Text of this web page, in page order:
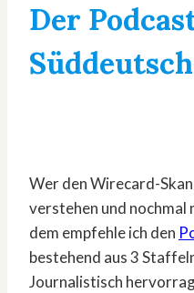
Der
Wer den Wirecard-
verstehen und nochmal
dem empfehle ich den
bestehend aus 3
Journalistisch